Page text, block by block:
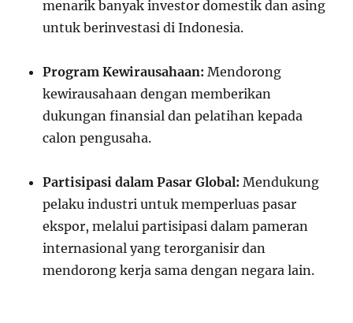
menarik banyak investor domestik dan asing
untuk berinvestasi di Indonesia.
Program Kewirausahaan: Mendorong
kewirausahaan dengan memberikan
dukungan finansial dan pelatihan kepada
calon pengusaha.
Partisipasi dalam Pasar Global: Mendukung
pelaku industri untuk memperluas pasar
ekspor, melalui partisipasi dalam pameran
internasional yang terorganisir dan
mendorong kerja sama dengan negara lain.